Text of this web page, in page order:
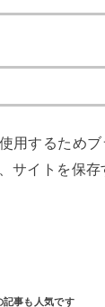
用するため
サイトを保存